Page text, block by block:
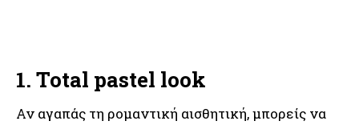
1. Total pastel look
Αν αγαπάς τη ρομαντική αισθητική, μπορείς να